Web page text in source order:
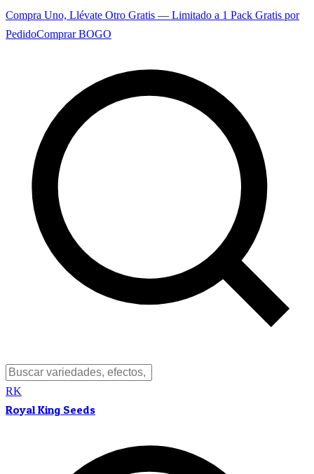
Compra Uno, Llévate Otro Gratis — Limitado a 1 Pack Gratis por
PedidoComprar BOGO
RK
Royal King Seeds